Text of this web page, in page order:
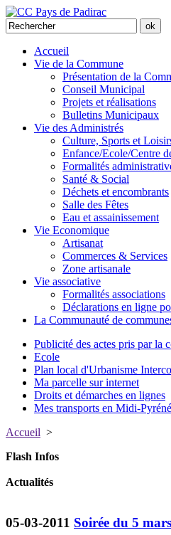
Accueil
Vie de la Commune
Présentation de la
Conseil Municipal
Projets et réalisations
Bulletins Municipaux
Vie des Administrés
Culture, Sports et
Enfance/Ecole/Centre
Formalités
Santé & Social
Déchets et encombrants
Salle des Fêtes
Eau et assainissement
Vie Economique
Artisanat
Commerces & Services
Zone artisanale
Vie associative
Formalités associations
Déclarations en ligne
La Communauté de
Publicité des actes pris par la
Ecole
Plan local d'Urbanisme
Ma parcelle sur internet
Droits et démarches en lignes
Mes transports en Midi-
Accueil >
Flash Infos
Actualités
05-03-2011 Soirée du 5